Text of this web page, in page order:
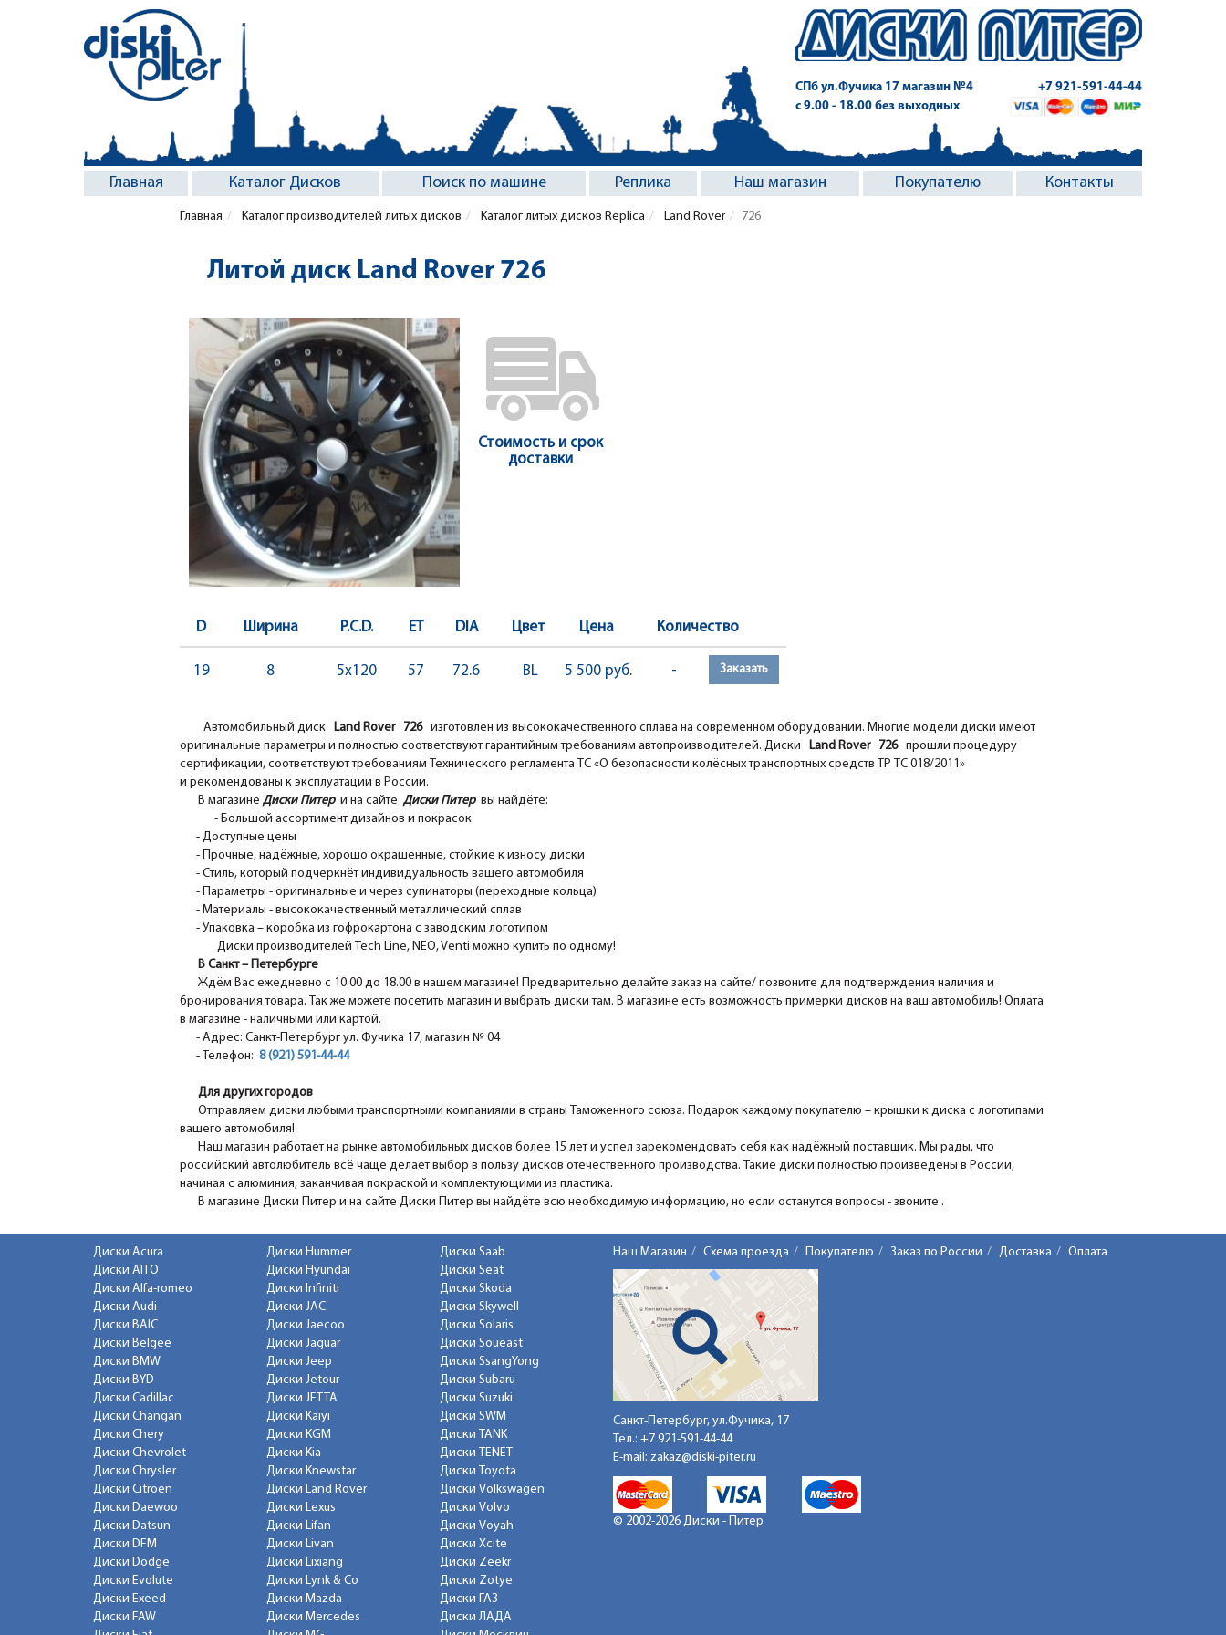
СПб ул.Фучика 17магазин №4
+7 921-591-44-44
с 9.00 - 18.00 без выходных
Главная Каталог Дисков Поиск по машине Реплика Наш магазин Покупателю Контакты
Главная Каталог производителей литых дисков Каталог литых дисков Replica Land Rover 726
Литой диск Land Rover 726
Стоимость и срок
доставки
D Ширина P.C.D. ET DIA Цвет Цена Количество
19 8 5x120 57 72.6 BL 5 500 руб. - Заказать
Автомобильный диск Land Rover 726 изготовлен из высококачественного сплава на современном оборудовании. Многие модели диски имеют
оригинальные параметры и полностью соответствуют гарантийным требованиям автопроизводителей. Диски Land Rover 726 прошли процедуру
сертификации, соответствуют требованиям Технического регламента ТС «О безопасности колёсных транспортных средств ТР ТС 018/2011»
и рекомендованы к эксплуатации в России.
В магазине Диски Питер и на сайте Диски Питер вы найдёте:
- Большой ассортимент дизайнов и покрасок
- Доступные цены
- Прочные, надёжные, хорошо окрашенные, стойкие к износу диски
- Стиль, который подчеркнёт индивидуальность вашего автомобиля
- Параметры - оригинальные и через супинаторы (переходные кольца)
- Материалы - высококачественный металлический сплав
- Упаковка – коробка из гофрокартона с заводским логотипом
Диски производителей Tech Line, NEO, Venti можно купить по одному!
В Санкт – Петербурге
Ждём Вас ежедневно с 10.00 до 18.00 в нашем магазине! Предварительно делайте заказ на сайте/ позвоните для подтверждения наличия и
бронирования товара. Так же можете посетить магазин и выбрать диски там. В магазине есть возможность примерки дисков на ваш автомобиль! Оплата
в магазине - наличными или картой.
- Адрес: Санкт-Петербург ул. Фучика 17, магазин № 04
- Телефон: 8 (921) 591-44-44
Для других городов
Отправляем диски любыми транспортными компаниями в страны Таможенного союза. Подарок каждому покупателю – крышки к диска с логотипами
вашего автомобиля!
Наш магазин работает на рынке автомобильных дисков более 15 лет и успел зарекомендовать себя как надёжный поставщик. Мы рады, что
российский автолюбитель всё чаще делает выбор в пользу дисков отечественного производства. Такие диски полностью произведены в России,
начиная с алюминия, заканчивая покраской и комплектующими из пластика.
В магазине Диски Питер и на сайте Диски Питер вы найдёте всю необходимую информацию, но если останутся вопросы - звоните .
Диски Acura
Диски AITO
Диски Alfa-romeo
Диски Audi
Диски BAIC
Диски Belgee
Диски BMW
Диски BYD
Диски Cadillac
Диски Changan
Диски Chery
Диски Chevrolet
Диски Chrysler
Диски Citroen
Диски Daewoo
Диски Datsun
Диски DFM
Диски Dodge
Диски Evolute
Диски Exeed
Диски FAW
Диски Hummer
Диски Hyundai
Диски Infiniti
Диски JAC
Диски Jaecoo
Диски Jaguar
Диски Jeep
Диски Jetour
Диски JETTA
Диски Kaiyi
Диски KGM
Диски Kia
Диски Knewstar
Диски Land Rover
Диски Lexus
Диски Lifan
Диски Livan
Диски Lixiang
Диски Lynk & Co
Диски Mazda
Диски Mercedes
Диски Saab
Диски Seat
Диски Skoda
Диски Skywell
Диски Solaris
Диски Soueast
Диски SsangYong
Диски Subaru
Диски Suzuki
Диски SWM
Диски TANK
Диски TENET
Диски Toyota
Диски Volkswagen
Диски Volvo
Диски Voyah
Диски Xcite
Диски Zeekr
Диски Zotye
Диски ГАЗ
Диски ЛАДА
Наш Магазин Схема проезда Покупателю Заказ по России Доставка Оплата
Санкт-Петербург, ул.Фучика, 17
Тел.: +7 921-591-44-44
E-mail: zakaz@diski-piter.ru
© 2002-2026 Диски - Питер